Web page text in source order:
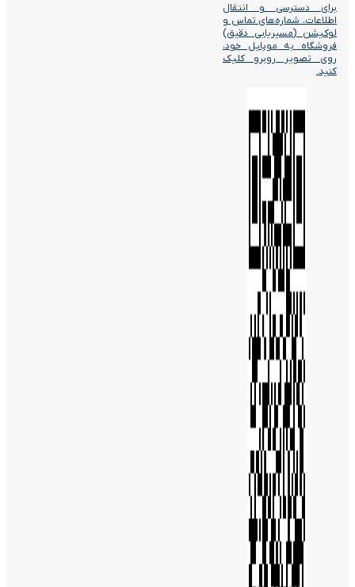
برای دسترسی و انتقال
اطلاعات، شماره‌های تماس و
لوکیشن (مسیریابی دقیق)
فروشگاه به موبایل خود،
روی تصویر روبرو کلیک
کنید.